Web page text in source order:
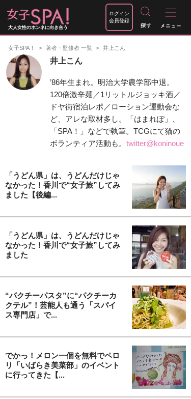
大人女性のホンネに向き合う
ログイン
会員登録
女子SPA！ 著者・監修者 一覧 井上こん
井上こん
’86年生まれ。明治大学農学部中退。
120倍激辛麺／1リットルジョッキ酒／
ドヤ街宿泊レポ／ローション運動会な
ど、アレな取材多し。「はまれぽ」、
「SPA！」などで執筆。TCGにて猫の
ボランティア活動も。 twitter@koninoue
「うどん県」は、うどんだけじゃ
なかった！香川で“女子旅”してみ
ました【後編...
「うどん県」は、うどんだけじゃ
なかった！香川で“女子旅”してみ
ました
“パクチーパスタ”に“パクチーカ
クテル”！芸能人も通う「スパイ
ス専門店」で...
でかっ！メロン一個を無料でペロ
リ「いばらき美菜部」のイベント
に行ってきた【...